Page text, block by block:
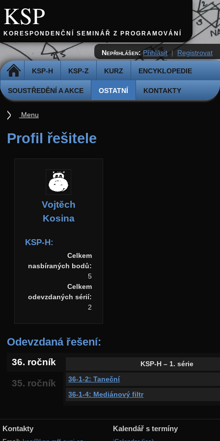
KSP
KORESPONDENČNÍ SEMINÁŘ Z PROGRAMOVÁNÍ
DOMŮ KSP-H KSP-Z KURZ ENCYKLOPEDIE
SOUSTŘEDĚNÍ A AKCE OSTATNÍ KONTAKTY
Nepřihlášen: Přihlásit | Registrovat
Profil řešitele
Vojtěch
Kosina
KSP-H:
Celkem
nasbíraných bodů:
5
Celkem
odevzdaných sérií:
2
Odevzdaná řešení:
36. ročník
35. ročník
KSP-H – 1. série
36-1-2: Taneční
36-1-4: Mediánový filtr
Menu
Kontakty Kalendář s termíny